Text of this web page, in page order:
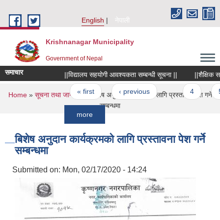
English
नेपाली
Krishnanagar Municipality
Government of Nepal
समाचार ||विद्यालय सहयोगी आवश्यकता सम्बन्धी सूचना || ||शैक्षिक सत्र
Pages
« first ‹ previous … 4 5
You are here
Home» सूचना तथा जानकारी» बिशेष अनुदान कार्यक्रमको लागि प्रस्तावना पेश गर्ने
सम्बन्धमा
बिशेष अनुदान कार्यक्रमको लागि प्रस्तावना पेश गर्ने
सम्बन्धमा
Submitted on: Mon, 02/17/2020 - 14:24